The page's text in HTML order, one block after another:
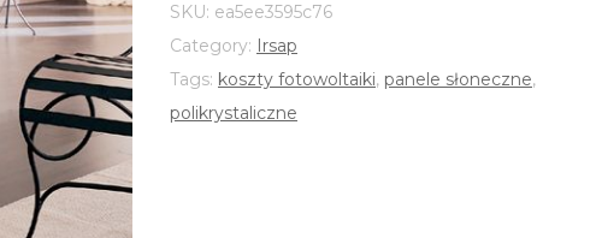
SKU: ea5ee3595c76
Category: Irsap
Tags: koszty fotowoltaiki, panele słoneczne,
polikrystaliczne